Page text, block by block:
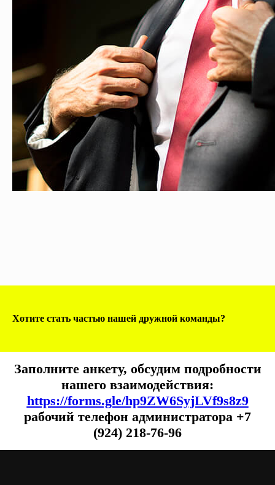
Хотите стать частью нашей дружной команды?
Заполните анкету, обсудим подробности
нашего взаимодействия:
https://forms.gle/hp9ZW6SyjLVf9s8z9
рабочий телефон администратора +7
(924) 218-76-96